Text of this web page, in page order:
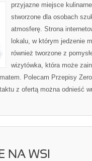
przyjazne miejsce
stworzone dla osobach
atmosferę. Strona
lokalu, w którym jedzenie
również tworzone z
wizytówka, która może
Polecam Przepisy
z ofertą można odnieść
NA WSI